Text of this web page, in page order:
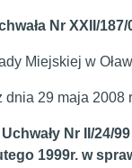
Nr XXII/187/
Miejskiej w
dnia 29 maja 2008
Nr II/24/
1999r. w